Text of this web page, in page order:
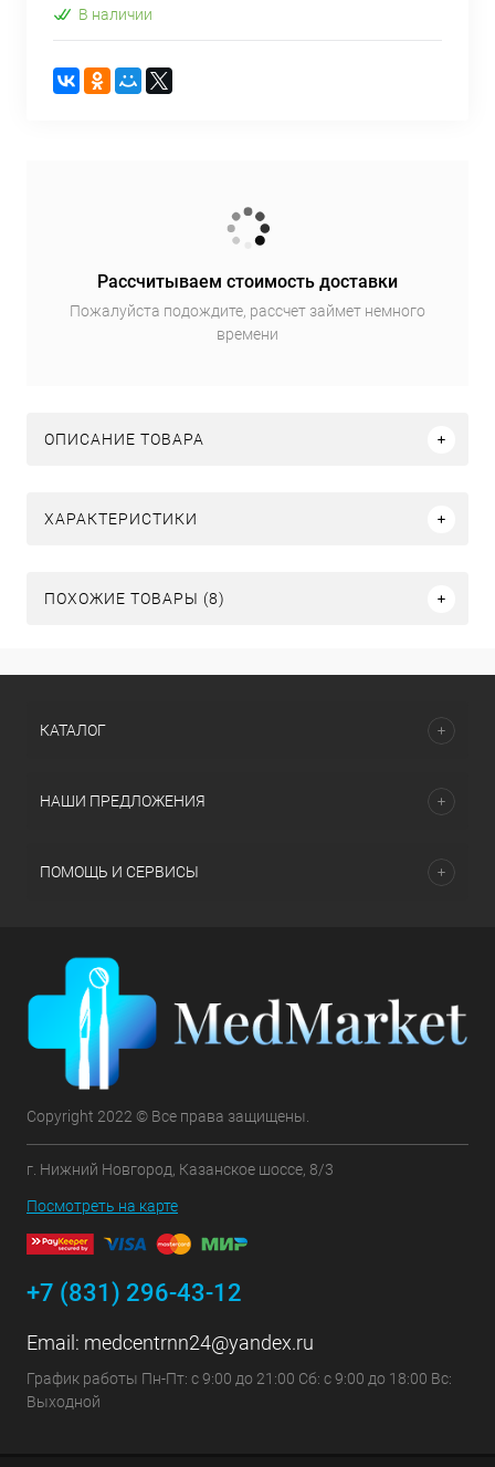
В наличии
Рассчитываем стоимость доставки
Пожалуйста подождите, рассчет займет немного
времени
ОПИСАНИЕ ТОВАРА
ХАРАКТЕРИСТИКИ
ПОХОЖИЕ ТОВАРЫ (8)
КАТАЛОГ
НАШИ ПРЕДЛОЖЕНИЯ
ПОМОЩЬ И СЕРВИСЫ
Copyright 2022 © Все права защищены.
г. Нижний Новгород, Казанское шоссе, 8/3
Посмотреть на карте
+7 (831) 296-43-12
Email: medcentrnn24@yandex.ru
График работы Пн-Пт: с 9:00 до 21:00 Сб: с 9:00 до 18:00 Вс:
Выходной